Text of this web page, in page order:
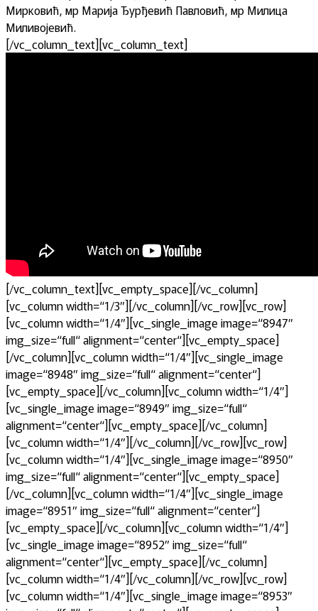
Мирковић, мр Марија Ђурђевић Павловић, мр Милица
Миливојевић.
[/vc_column_text][vc_column_text]
[/vc_column_text][vc_empty_space][/vc_column]
[vc_column width=“1/3″][/vc_column][/vc_row][vc_row]
[vc_column width=“1/4″][vc_single_image image=“8947″
img_size=“full“ alignment=“center“][vc_empty_space]
[/vc_column][vc_column width=“1/4″][vc_single_image
image=“8948″ img_size=“full“ alignment=“center“]
[vc_empty_space][/vc_column][vc_column width=“1/4″]
[vc_single_image image=“8949″ img_size=“full“
alignment=“center“][vc_empty_space][/vc_column]
[vc_column width=“1/4″][/vc_column][/vc_row][vc_row]
[vc_column width=“1/4″][vc_single_image image=“8950″
img_size=“full“ alignment=“center“][vc_empty_space]
[/vc_column][vc_column width=“1/4″][vc_single_image
image=“8951″ img_size=“full“ alignment=“center“]
[vc_empty_space][/vc_column][vc_column width=“1/4″]
[vc_single_image image=“8952″ img_size=“full“
alignment=“center“][vc_empty_space][/vc_column]
[vc_column width=“1/4″][/vc_column][/vc_row][vc_row]
[vc_column width=“1/4″][vc_single_image image=“8953″